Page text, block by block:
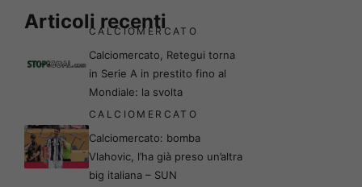
Articoli recenti
CALCIOMERCATO
Calciomercato, Retegui torna
in Serie A in prestito fino al
Mondiale: la svolta
CALCIOMERCATO
Calciomercato: bomba
Vlahovic, l’ha già preso un’altra
big italiana – SUN